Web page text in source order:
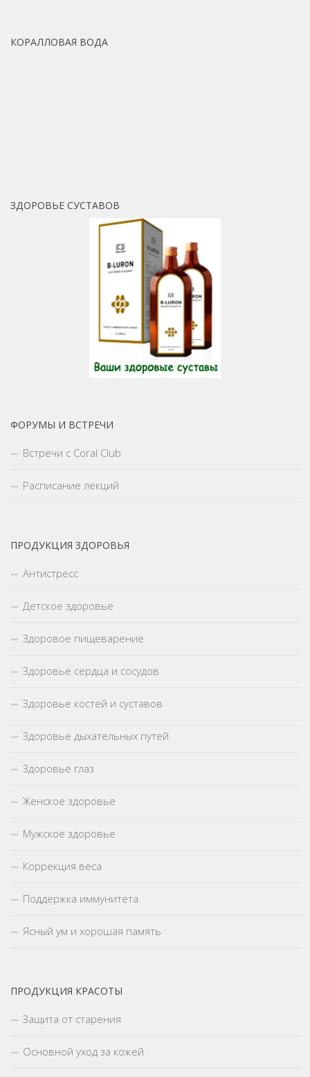
КОРАЛЛОВАЯ ВОДА
ЗДОРОВЬЕ СУСТАВОВ
ФОРУМЫ И ВСТРЕЧИ
Встречи с Coral Club
Расписание лекций
ПРОДУКЦИЯ ЗДОРОВЬЯ
Антистресс
Детское здоровье
Здоровое пищеварение
Здоровье сердца и сосудов
Здоровье костей и суставов
Здоровье дыхательных путей
Здоровье глаз
Женское здоровье
Мужское здоровье
Коррекция веса
Поддержка иммунитета
Ясный ум и хорошая память
ПРОДУКЦИЯ КРАСОТЫ
Защита от старения
Основной уход за кожей